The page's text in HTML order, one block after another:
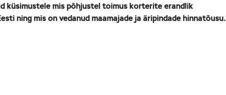
küsimustele mis põhjustel toimus korterite erandlik
ning mis on vedanud maamajade ja äripindade hinnatõusu.